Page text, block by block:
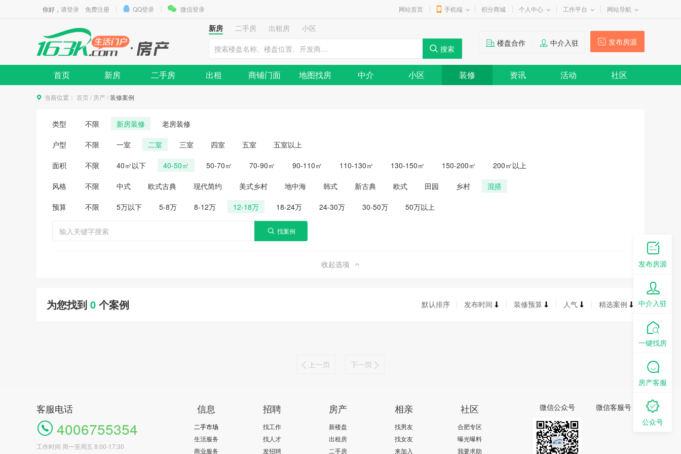
你好， 请登录 免费注册 QQ登录 微信登录 网站首页 手机端 积分商城 个人中心 工作平台 网站导航
新房 二手房 出租房
小区
发布房源
楼盘合作 中介入驻
首页 新房 二手房 出租 商铺门面 地图找房 中介 小区 装修 资讯 活动 社区
当前位置： 首页 / 房产/装修案例
类型 不限 新房装修 老房装修
户型 不限 一室 二室 三室 四室 五室 五室以上
面积 不限 40㎡以下 40-50㎡ 50-70㎡ 70-90㎡ 90-110㎡ 110-130㎡ 130-150㎡ 150-200㎡ 200㎡以上
风格 不限 中式 欧式古典 现代简约 美式乡村 地中海 韩式 新古典 欧式 田园 乡村 混搭
预算 不限 5万以下 5-8万 8-12万 12-18万 18-24万 24-30万 30-50万 50万以上
收起选项
默认排序 发布时间 装修预算 人气 精选案例
为您找到 0 个案例
客服电话
4006755354
工作时间 周一至周五 8:00-17:30
信息
二手市场
生活服务
商业服务
招聘
找工作
找人才
发招聘
房产
新楼盘
出租房
二手房
相亲
找男友
找女友
来加入
社区
合肥专区
曝光曝料
我要求助
微信公众号 微信客服号
发布房源
中介入驻
一键找房
房产客服
公众号